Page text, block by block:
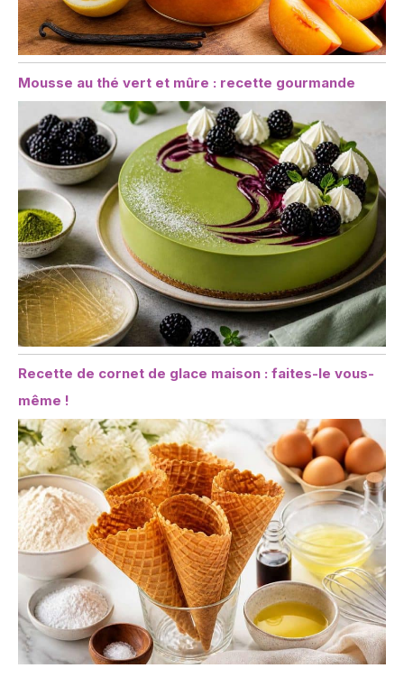
Mousse au thé vert et mûre : recette gourmande
Recette de cornet de glace maison : faites-le vous-
même !